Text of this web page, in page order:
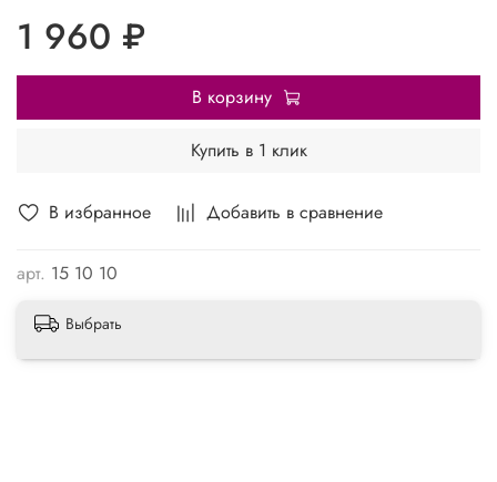
В избранное Добавить в сравнение
арт. 15 10 10
1 960 ₽
В корзину
Купить в 1 клик
Выбрать